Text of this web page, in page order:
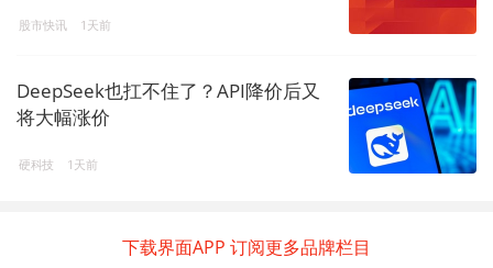
股市快讯 1天前
DeepSeek也扛不住了？API降价后又
将大幅涨价
硬科技 1天前
下载界面APP 订阅更多品牌栏目